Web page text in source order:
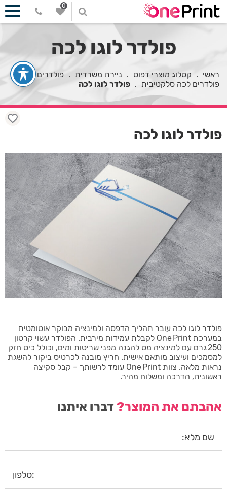
0
פולדר לוגו לכה
ראשי . קטלוג מוצרי דפוס . ניירת משרדית . פולדרים .
פולדרים לכה סלקטיבית . פולדר לוגו לכה
פולדר לוגו לכה עובר תהליך הדפסה ולמינציה מבוקר אוטומטית
במערכת One Print לקבלת עמידות מירבית. הפולדר עשוי קרטון
250 גרם עם למינציה מט להגנה מפני שריטות ומים, וכולל כיס חזק
למסמכים ועיצוב מותאם אישית. חריץ מובנה לכרטיס ביקור להשגת
נראות מלאה. צוות One Print עומד לרשותך – קבל סקיצה
ראשונית, הדרכה ומשלוח מהיר.
אהבתם את המוצר?דברו איתנו
פולדר לוגו לכה